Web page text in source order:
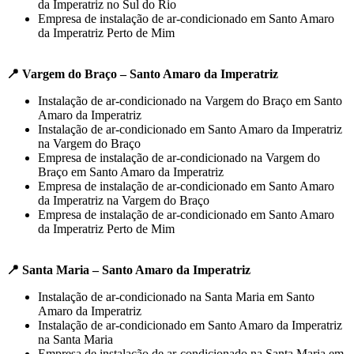
da Imperatriz no Sul do Rio
Empresa de instalação de ar-condicionado em Santo Amaro
da Imperatriz Perto de Mim
📍 Vargem do Braço – Santo Amaro da Imperatriz
Instalação de ar-condicionado na Vargem do Braço em Santo
Amaro da Imperatriz
Instalação de ar-condicionado em Santo Amaro da Imperatriz
na Vargem do Braço
Empresa de instalação de ar-condicionado na Vargem do
Braço em Santo Amaro da Imperatriz
Empresa de instalação de ar-condicionado em Santo Amaro
da Imperatriz na Vargem do Braço
Empresa de instalação de ar-condicionado em Santo Amaro
da Imperatriz Perto de Mim
📍 Santa Maria – Santo Amaro da Imperatriz
Instalação de ar-condicionado na Santa Maria em Santo
Amaro da Imperatriz
Instalação de ar-condicionado em Santo Amaro da Imperatriz
na Santa Maria